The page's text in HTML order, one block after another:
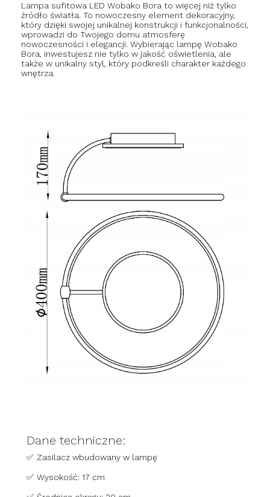
Lampa sufitowa LED Wobako Bora to więcej niż tylko
źródło światła. To nowoczesny element dekoracyjny,
który dzięki swojej unikalnej konstrukcji i funkcjonalności,
wprowadzi do Twojego domu atmosferę
nowoczesności i elegancji. Wybierając lampę Wobako
Bora, inwestujesz nie tylko w jakość oświetlenia, ale
także w unikalny styl, który podkreśli charakter każdego
wnętrza.
Dane techniczne:
✅ Zasilacz wbudowany w lampę
✅ Wysokość: 17 cm